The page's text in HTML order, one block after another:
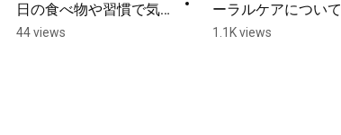
日の食べ物や習慣で気
をつけることは？〔親
44 views
ーラルケアについて
〔親子の歯みがき応
1.1K views